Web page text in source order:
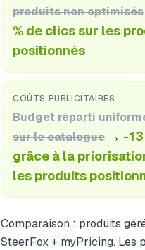
produits non optimisés
% de clics sur les
positionnés
COÛTS PUBLICITAIRES
Budget réparti
sur le catalogue → -
grâce à la
les produits
Comparaison : produits
SteerFox + myPricing. Les